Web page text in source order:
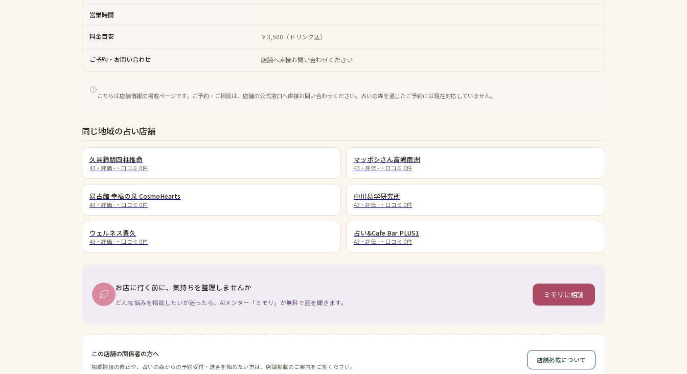
営業時間
料金目安 ￥3,500（ドリンク込）
ご予約・お問い合わせ 店舗へ直接お問い合わせください
こちらは店舗情報の掲載ページです。ご予約・ご相談は、店舗の公式窓口へ直接お問い合わせください。占いの森を通じたご予約には現在対応していません。
同じ地域の占い店舗
久具鈴朋四柱推命
43 ・評価 - ・口コミ 0件
マッポシさん高嶋南洲
43 ・評価 - ・口コミ 0件
易占館 幸福の泉 CosmoHearts
43 ・評価 - ・口コミ 0件
中川易学研究所
43 ・評価 - ・口コミ 0件
ウェルネス豊久
43 ・評価 - ・口コミ 0件
占い&Cafe Bar PLUS1
43 ・評価 - ・口コミ 0件
お店に行く前に、気持ちを整理しませんか
どんな悩みを相談したいか迷ったら、AIメンター「ミモリ」が無料で話を聞きます。
ミモリに相談
この店舗の関係者の方へ
掲載情報の修正や、占いの森からの予約受付・送客を始めたい方は、店舗掲載のご案内をご覧ください。
店舗掲載について